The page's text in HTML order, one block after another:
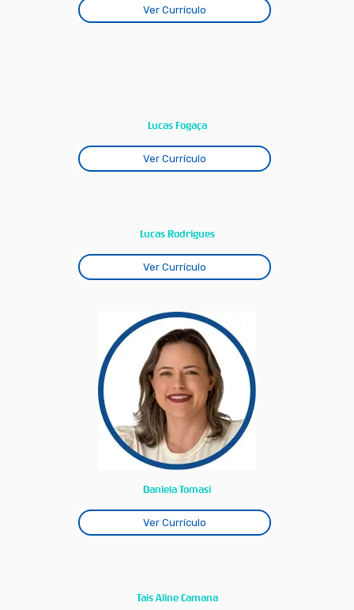
Ver Currículo
Lucas Fogaça
Ver Currículo
Lucas Rodrigues
Ver Currículo
Daniela Tomasi
Ver Currículo
Tais Aline Camana